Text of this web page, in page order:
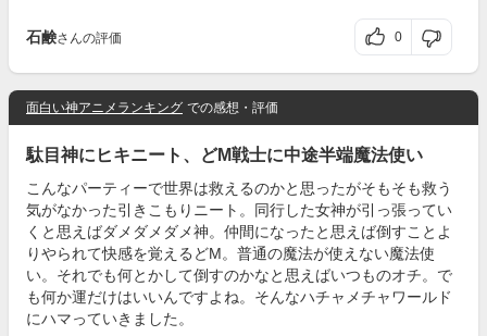
石鹸さんの評価 0
面白い神アニメランキング での感想・評価
駄目神にヒキニート、どM戦士に中途半端魔法使い
こんなパーティーで世界は救えるのかと思ったがそもそも救う
気がなかった引きこもりニート。同行した女神が引っ張ってい
くと思えばダメダメダメ神。仲間になったと思えば倒すことよ
りやられて快感を覚えるどM。普通の魔法が使えない魔法使
い。それでも何とかして倒すのかなと思えばいつものオチ。で
も何か運だけはいいんですよね。そんなハチャメチャワールド
にハマっていきました。